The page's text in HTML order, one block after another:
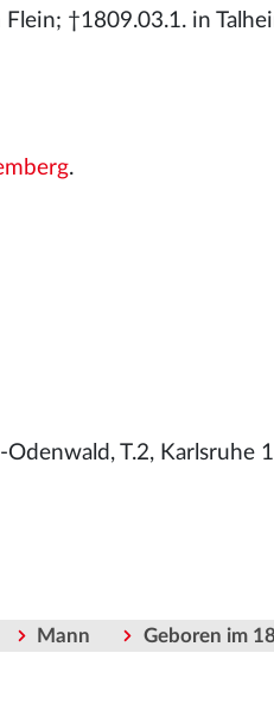
†1809.03.1. in
.
T.2,
Mann Geboren im